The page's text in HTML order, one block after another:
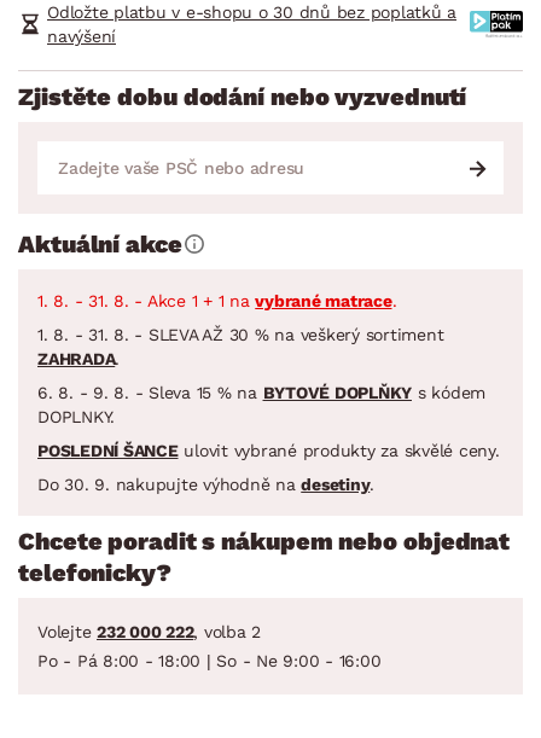
Odložte platbu v e-shopu o 30 dnů bez poplatků a
navýšení
Zjistěte dobu dodání nebo vyzvednutí
Aktuální akce
1. 8. - 31. 8. - Akce 1 + 1 navybrané matrace.
1. 8. - 31. 8. - SLEVA AŽ 30 % na veškerý sortiment
ZAHRADA.
6. 8. - 9. 8. - Sleva 15 % na BYTOVÉ DOPLŇKY s kódem
DOPLNKY.
POSLEDNÍ ŠANCEulovit vybrané produkty za skvělé ceny.
Do 30. 9. nakupujte výhodně nadesetiny.
Chcete poradit s nákupem nebo objednat
telefonicky?
Volejte 232 000 222, volba 2
Po - Pá 8:00 - 18:00 | So - Ne 9:00 - 16:00